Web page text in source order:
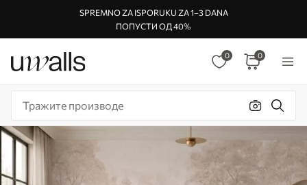
SPREMNO ZA ISPORUKU ZA 1–3 DANA
ПОПУСТИ ОД 40%
0 0